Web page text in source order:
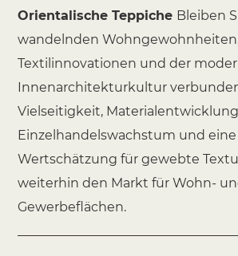
Orientalische Teppiche Bleiben
wandelnden
Textilinnovationen und der
Innenarchitekturkultur
Vielseitigkeit,
Einzelhandelswachstum und
Wertschätzung für gewebte
weiterhin den Markt für Wohn-
Gewerbeflächen.